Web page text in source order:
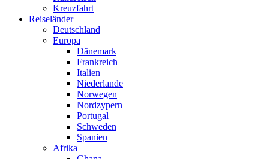
Kreuzfahrt
Reiseländer
Deutschland
Europa
Dänemark
Frankreich
Italien
Niederlande
Norwegen
Nordzypern
Portugal
Schweden
Spanien
Afrika